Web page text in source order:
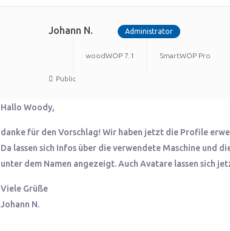
Johann N. Administrator
woodWOP 7.1 SmartWOP Pro
Public
Hallo Woody,
danke für den Vorschlag! Wir haben jetzt die Profile
Da lassen sich Infos über die verwendete Maschine und
unter dem Namen angezeigt. Auch Avatare lassen sich
Viele Grüße
Johann N.